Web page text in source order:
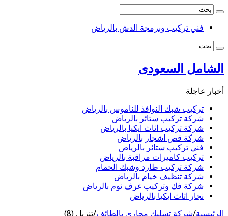
فني تركيب وبرمجة الدش بالرياض
الشامل السعودى
أخبار عاجلة
تركيب شبك النوافذ للناموس بالرياض
شركة تركيب ستائر بالرياض
شركة تركيب اثاث ايكيا بالرياض
شركة قص اشجار بالرياض
فني تركيب ستائر بالرياض
تركيب كاميرات مراقبة بالرياض
شركة تركيب طارد وشبك الحمام
شركة تنظيف خيام بالرياض
شركة فك وتركيب غرف نوم بالرياض
نجار اثاث ايكيا بالرياض
الرئيسية/شركة تسليك مجارى بالطائف/تنزيل (8)